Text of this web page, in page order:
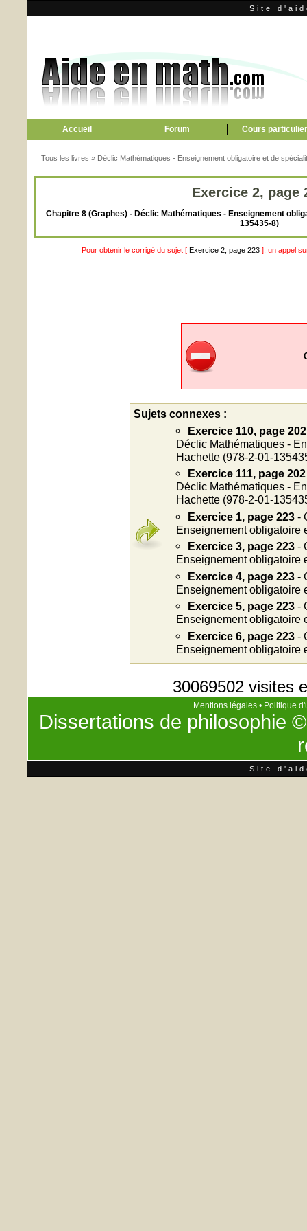
Site
Accueil Forum Cours
Tous les livres » Déclic Mathématiques - Enseignement obligatoire et de
Exercice 2, page
Chapitre 8 (Graphes) - Déclic Mathématiques - Enseignement
135435-8)
Pour obtenir le corrigé du sujet [ Exercice 2, page 223 ], un appel
Sujets connexes :
Exercice 110, page 202
Déclic Mathématiques -
Hachette (978-2-01-
Exercice 111, page 202
Déclic Mathématiques -
Hachette (978-2-01-
Exercice 1, page 223 -
Enseignement obligatoire
Exercice 3, page 223 -
Enseignement obligatoire
Exercice 4, page 223 -
Enseignement obligatoire
Exercice 5, page 223 -
Enseignement obligatoire
Exercice 6, page 223 -
Enseignement obligatoire
30069502 visites
Mentions légales • Politique
Dissertations de philosophie
Site